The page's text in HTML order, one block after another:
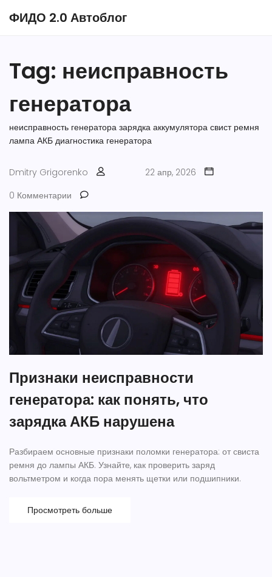
ФИДО 2.0 Автоблог
Tag: неисправность
генератора
неисправность генератора зарядка аккумулятора свист ремня
лампа АКБ диагностика генератора
Dmitry Grigorenko
22 апр, 2026
0 Комментарии
Признаки неисправности
генератора: как понять, что
зарядка АКБ нарушена
Разбираем основные признаки поломки генератора: от свиста
ремня до лампы АКБ. Узнайте, как проверить заряд
вольтметром и когда пора менять щетки или подшипники.
Просмотреть больше